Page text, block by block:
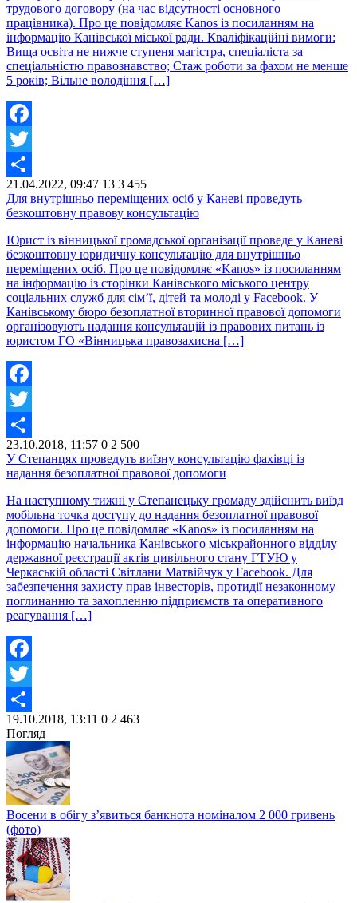
трудового договору (на час відсутності основного
працівника). Про це повідомляє Kanos із посиланням на
інформацію Канівської міської ради. Кваліфікаційні вимоги:
Вища освіта не нижче ступеня магістра, спеціаліста за
спеціальністю правознавство; Стаж роботи за фахом не менше
5 років; Вільне володіння […]
Facebook
Twitter
Share
21.04.2022, 09:47 13 3 455
Для внутрішньо переміщених осіб у Каневі проведуть
безкоштовну правову консультацію
Юрист із вінницької громадської організації проведе у Каневі
безкоштовну юридичну консультацію для внутрішньо
переміщених осіб. Про це повідомляє «Kanos» із посиланням
на інформацію із сторінки Канівського міського центру
соціальних служб для сім’ї, дітей та молоді у Facebook. У
Канівському бюро безоплатної вторинної правової допомоги
організовують надання консультацій із правових питань із
юристом ГО «Вінницька правозахисна […]
Facebook
Twitter
Share
23.10.2018, 11:57 0 2 500
У Степанцях проведуть виїзну консультацію фахівці із
надання безоплатної правової допомоги
На наступному тижні у Степанецьку громаду здійснить виїзд
мобільна точка доступу до надання безоплатної правової
допомоги. Про це повідомляє «Kanos» із посиланням на
інформацію начальника Канівського міськрайонного відділу
державної реєстрації актів цивільного стану ГТУЮ у
Черкаській області Світлани Матвійчук у Facebook. Для
забезпечення захисту прав інвесторів, протидії незаконному
поглинанню та захопленню підприємств та оперативного
реагування […]
Facebook
Twitter
Share
19.10.2018, 13:11 0 2 463
Погляд
Восени в обігу з’явиться банкнота номіналом 2 000 гривень
(фото)